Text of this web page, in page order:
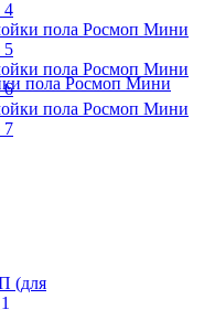
пола Росмоп Мини